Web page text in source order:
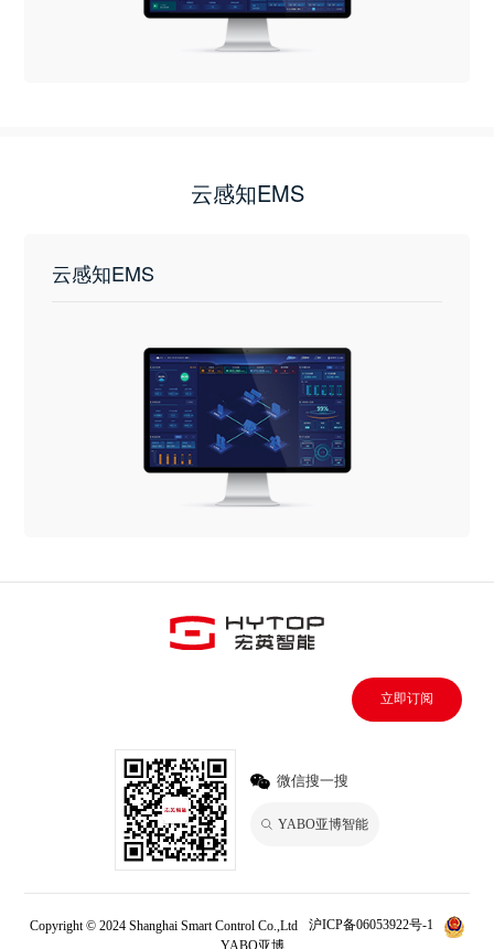
云感知EMS
云感知EMS
立即订阅
微信搜一搜
YABO亚博智能
Copyright © 2024 Shanghai Smart Control Co.,Ltd
沪ICP备06053922号-1
YABO亚博